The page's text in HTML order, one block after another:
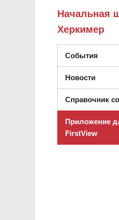
Начальная
Херкимер
События
Новости
Справочник
Приложение
FirstView